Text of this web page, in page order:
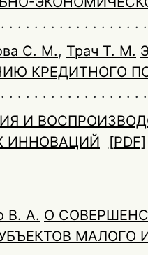
С. М., Трач Т. М.
КРЕДИТНОГО
И
ИННОВАЦИЙ
[PDF]
В. А. О
МАЛОГО